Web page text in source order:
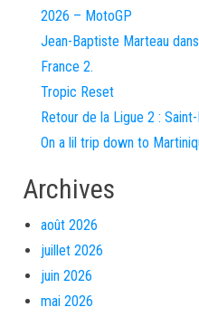
2026 – MotoGP
Jean-Baptiste Marteau
France 2.
Tropic Reset
Retour de la Ligue 2 :
On a lil trip down to
Archives
août 2026
juillet 2026
juin 2026
mai 2026